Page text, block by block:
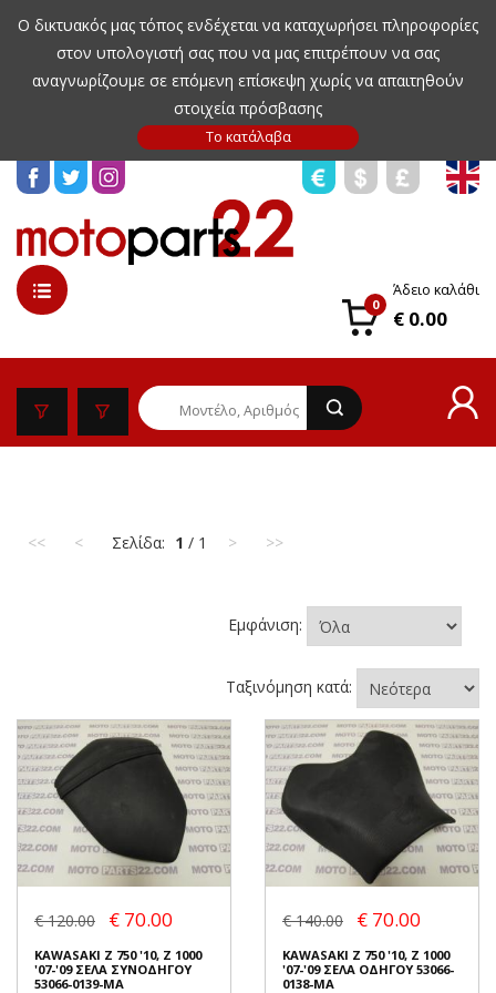
Ο δικτυακός μας τόπος ενδέχεται να καταχωρήσει πληροφορίες
στον υπολογιστή σας που να μας επιτρέπουν να σας
αναγνωρίζουμε σε επόμενη επίσκεψη χωρίς να απαιτηθούν
στοιχεία πρόσβασης
0
Άδειο καλάθι
€ 0.00
<< < Σελίδα: 1 / 1 > >>
Εμφάνιση:
Ταξινόμηση κατά:
€ 120.00 € 70.00
KAWASAKI Z 750 '10, Z 1000
'07-'09 ΣΕΛΑ ΣΥΝΟΔΗΓΟΥ
53066-0139-MA
€ 140.00 € 70.00
KAWASAKI Z 750 '10, Z 1000
'07-'09 ΣΕΛΑ ΟΔΗΓΟΥ 53066-
0138-MA